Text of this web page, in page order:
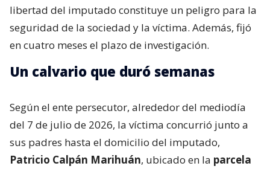
libertad del imputado constituye un peligro para la
seguridad de la sociedad y la víctima. Además, fijó
en cuatro meses el plazo de investigación.
Un calvario que duró semanas
Según el ente persecutor, alrededor del mediodía
del 7 de julio de 2026, la víctima concurrió junto a
sus padres hasta el domicilio del imputado,
Patricio Calpán Marihuán, ubicado en la parcela